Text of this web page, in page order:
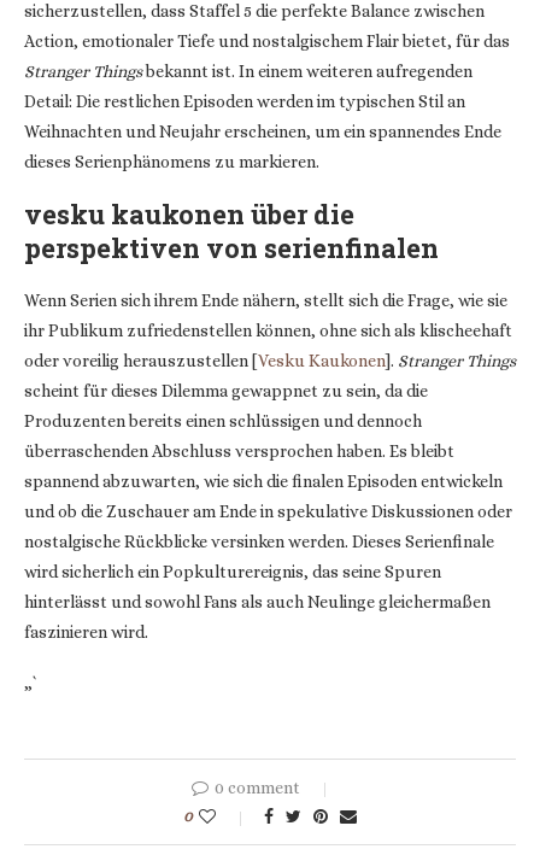
sicherzustellen, dass Staffel 5 die perfekte Balance zwischen
Action, emotionaler Tiefe und nostalgischem Flair bietet, für das
Stranger Thingsbekannt ist. In einem weiteren aufregenden
Detail: Die restlichen Episoden werden im typischen Stil an
Weihnachten und Neujahr erscheinen, um ein spannendes Ende
dieses Serienphänomens zu markieren.
vesku kaukonen über die
perspektiven von serienfinalen
Wenn Serien sich ihrem Ende nähern, stellt sich die Frage, wie sie
ihr Publikum zufriedenstellen können, ohne sich als klischeehaft
oder voreilig herauszustellen [Vesku Kaukonen]. Stranger Things
scheint für dieses Dilemma gewappnet zu sein, da die
Produzenten bereits einen schlüssigen und dennoch
überraschenden Abschluss versprochen haben. Es bleibt
spannend abzuwarten, wie sich die finalen Episoden entwickeln
und ob die Zuschauer am Ende in spekulative Diskussionen oder
nostalgische Rückblicke versinken werden. Dieses Serienfinale
wird sicherlich ein Popkulturereignis, das seine Spuren
hinterlässt und sowohl Fans als auch Neulinge gleichermaßen
faszinieren wird.
„`
0 comment
0